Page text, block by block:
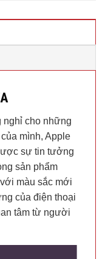
cho những
mình, Apple
sự tin tưởng
sản phẩm
màu sắc mới
của điện thoại
tâm từ người